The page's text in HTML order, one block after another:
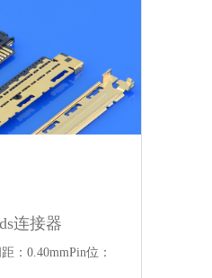
连接器
：0.40mmPin位：